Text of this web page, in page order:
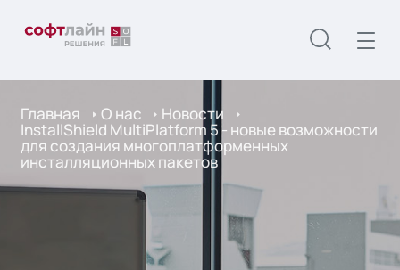
Главная О нас Новости
InstallShield MultiPlatform 5 - новые возможности
для создания многоплатформенных
инсталляционных пакетов